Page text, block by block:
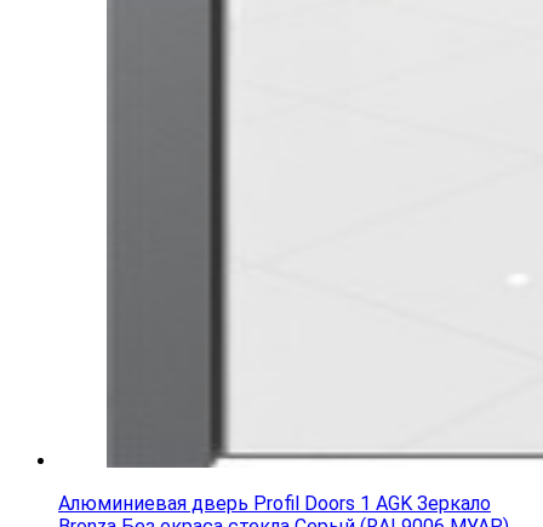
Алюминиевая дверь Profil Doors 1 AGK Зеркало